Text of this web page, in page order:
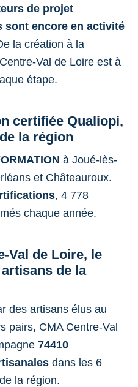
de projet
sont encore en activité
la création à la
Val de Loire est à
étape.
certifiée Qualiopi,
la région
à Joué-lès-
et Châteauroux.
, 4 778
chaque année.
Val de Loire, le
de la
des artisans élus au
pairs, CMA Centre-Val
74410
dans les 6
la région.